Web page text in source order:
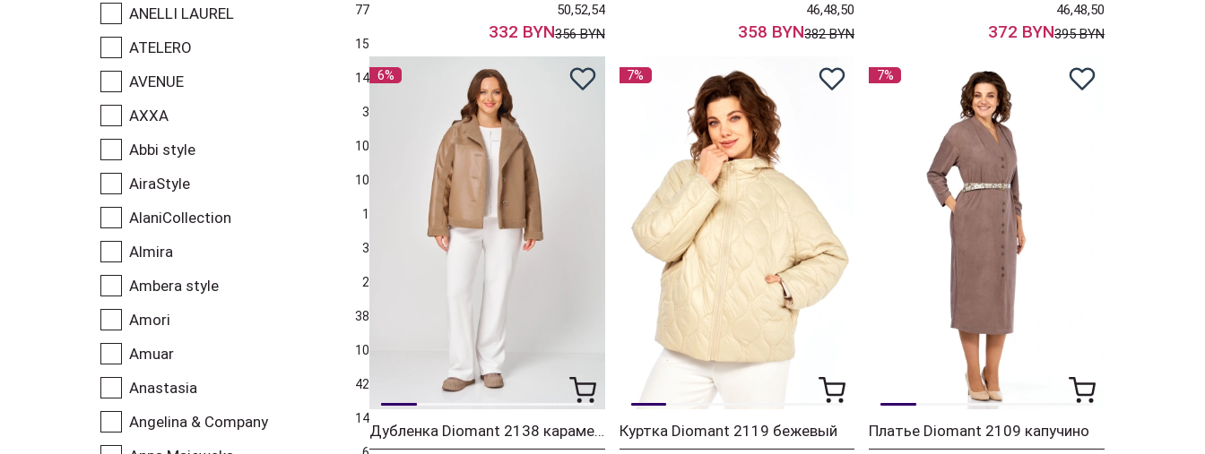
ANELLI LAUREL 77
ATELERO 15
AVENUE 14
AXXA 3
Abbi style 10
AiraStyle 10
AlaniCollection 1
Almira 3
Ambera style 2
Amori 38
Amuar 10
Anastasia 42
Angelina & Company 14
50,52,54
332 BYN356 BYN
46,48,50
358 BYN382 BYN
46,48,50
372 BYN395 BYN
6%
Дубленка Diomant 2138 карамель
7%
Куртка Diomant 2119 бежевый
7%
Платье Diomant 2109 капучино